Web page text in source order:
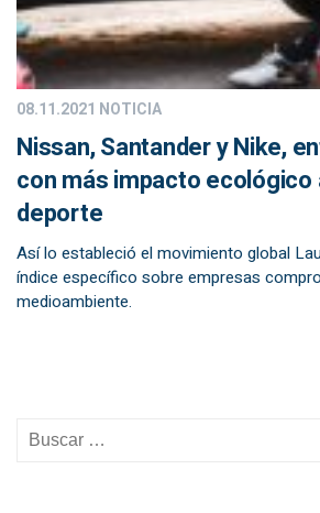
08.11.2021 NOTICIA
Nissan, Santander y Nike,
con más impacto ecológico
deporte
Así lo estableció el movimiento global
índice específico sobre empresas
medioambiente.